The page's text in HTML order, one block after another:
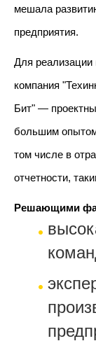
мешала
предприятия.
Для
компания
Бит" —
большим
том числе в
отчетности,
Решающими